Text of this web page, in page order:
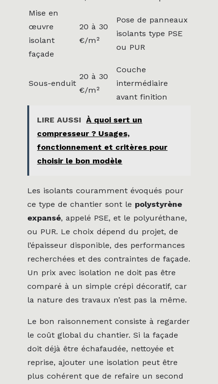
Mise en
œuvre
isolant
façade
20 à 30
€/m²
Pose de panneaux
isolants type PSE
ou PUR
Sous-enduit
20 à 30
€/m²
Couche
intermédiaire
avant finition
LIRE AUSSI À quoi sert un
compresseur ? Usages,
fonctionnement et critères pour
choisir le bon modèle
Les isolants couramment évoqués pour
ce type de chantier sont le polystyrène
expansé, appelé PSE, et le polyuréthane,
ou PUR. Le choix dépend du projet, de
l’épaisseur disponible, des performances
recherchées et des contraintes de façade.
Un prix avec isolation ne doit pas être
comparé à un simple crépi décoratif, car
la nature des travaux n’est pas la même.
Le bon raisonnement consiste à regarder
le coût global du chantier. Si la façade
doit déjà être échafaudée, nettoyée et
reprise, ajouter une isolation peut être
plus cohérent que de refaire un second